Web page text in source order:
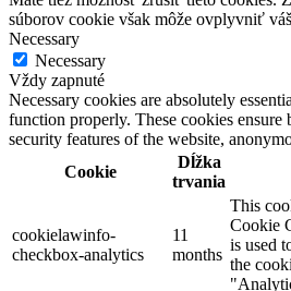
súborov cookie však môže ovplyvniť
Necessary
Necessary
Vždy zapnuté
Necessary cookies are absolutely
function properly. These cookies ensure
security features of the website,
Cookie
Dĺžka
trvania
cookielawinfo-
checkbox-analytics
11
months
This
Cookie
is used
the